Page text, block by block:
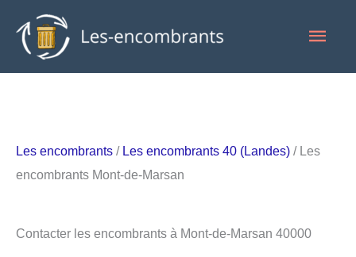
contenu
Les encombrants / Les encombrants 40 (Landes) / Les
encombrants Mont-de-Marsan
Contacter les encombrants à Mont-de-Marsan 40000